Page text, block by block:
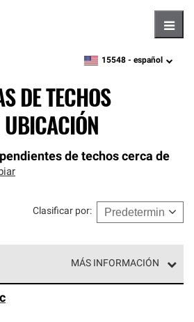
zipcode,language
15548 - español
DE TECHOS
de techos cerca de
Clasificar por:
MÁS INFORMACIÓN
nivel superior de nuestra red
estándares estrictos de